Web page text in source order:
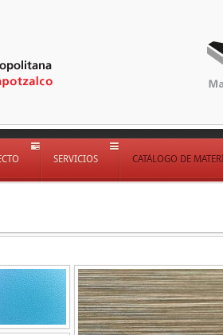
SERVICIOS CATÁLOGO DE